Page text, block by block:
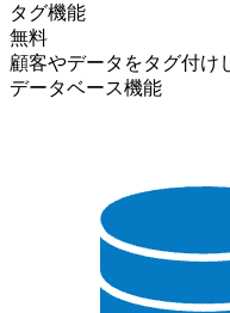
タグ機能
無料
顧客やデータをタグ付け
データベース機能